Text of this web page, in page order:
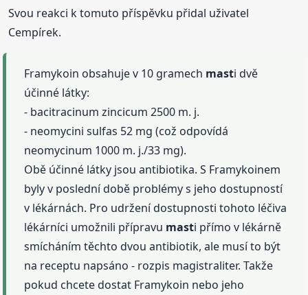
Svou reakci k tomuto příspěvku přidal uživatel
Cempírek.
Framykoin obsahuje v 10 gramech masti dvě
účinné látky:
- bacitracinum zincicum 2500 m. j.
- neomycini sulfas 52 mg (což odpovídá
neomycinum 1000 m. j./33 mg).
Obě účinné látky jsou antibiotika. S Framykoinem
byly v poslední době problémy s jeho dostupností
v lékárnách. Pro udržení dostupnosti tohoto léčiva
lékárníci umožnili přípravu masti přímo v lékárně
smícháním těchto dvou antibiotik, ale musí to být
na receptu napsáno - rozpis magistraliter. Takže
pokud chcete dostat Framykoin nebo jeho